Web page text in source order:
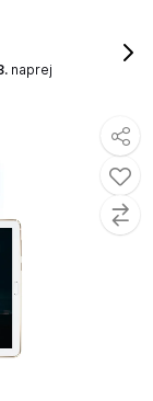
naprej